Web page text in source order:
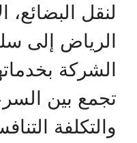
لنقل البضائع،
الرياض إلى
الشركة
تجمع بين
والتكلفة